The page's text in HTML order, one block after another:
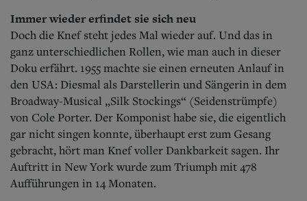
Immer wieder erfindet sie sich neu
Doch die Knef steht jedes Mal wieder auf. Und das in
ganz unterschiedlichen Rollen, wie man auch in dieser
Doku erfährt. 1955 machte sie einen erneuten Anlauf in
den USA: Diesmal als Darstellerin und Sängerin in dem
Broadway-Musical „Silk Stockings“ (Seidenstrümpfe)
von Cole Porter. Der Komponist habe sie, die eigentlich
gar nicht singen konnte, überhaupt erst zum Gesang
gebracht, hört man Knef voller Dankbarkeit sagen. Ihr
Auftritt in New York wurde zum Triumph mit 478
Aufführungen in 14 Monaten.